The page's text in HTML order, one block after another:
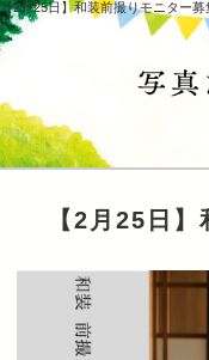
【2月25日】和装前撮りモニター募
【2月25日